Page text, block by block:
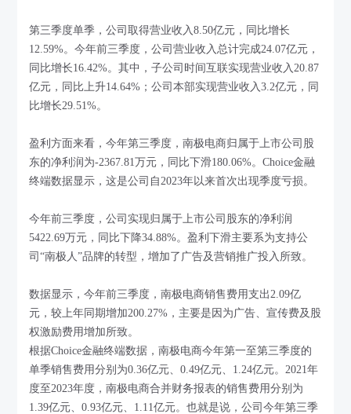
第三季度单季，公司取得营业收入8.50亿元，同比增长
12.59%。今年前三季度，公司营业收入总计完成24.07亿元，
同比增长16.42%。其中，子公司时间互联实现营业收入20.87
亿元，同比上升14.64%；公司本部实现营业收入3.2亿元，同
比增长29.51%。
盈利方面来看，今年第三季度，南极电商归属于上市公司股
东的净利润为-2367.81万元，同比下滑180.06%。Choice金融
终端数据显示，这是公司自2023年以来首次出现季度亏损。
今年前三季度，公司实现归属于上市公司股东的净利润
5422.69万元，同比下降34.88%。盈利下滑主要系为支持公
司“南极人”品牌的转型，增加了广告及营销推广投入所致。
数据显示，今年前三季度，南极电商销售费用支出2.09亿
元，较上年同期增加200.27%，主要是因为广告、宣传费及股
权激励费用增加所致。
根据Choice金融终端数据，南极电商今年第一至第三季度的
单季销售费用分别为0.36亿元、0.49亿元、1.24亿元。2021年
度至2023年度，南极电商合并财务报表的销售费用分别为
1.39亿元、0.93亿元、1.11亿元。也就是说，公司今年第三季